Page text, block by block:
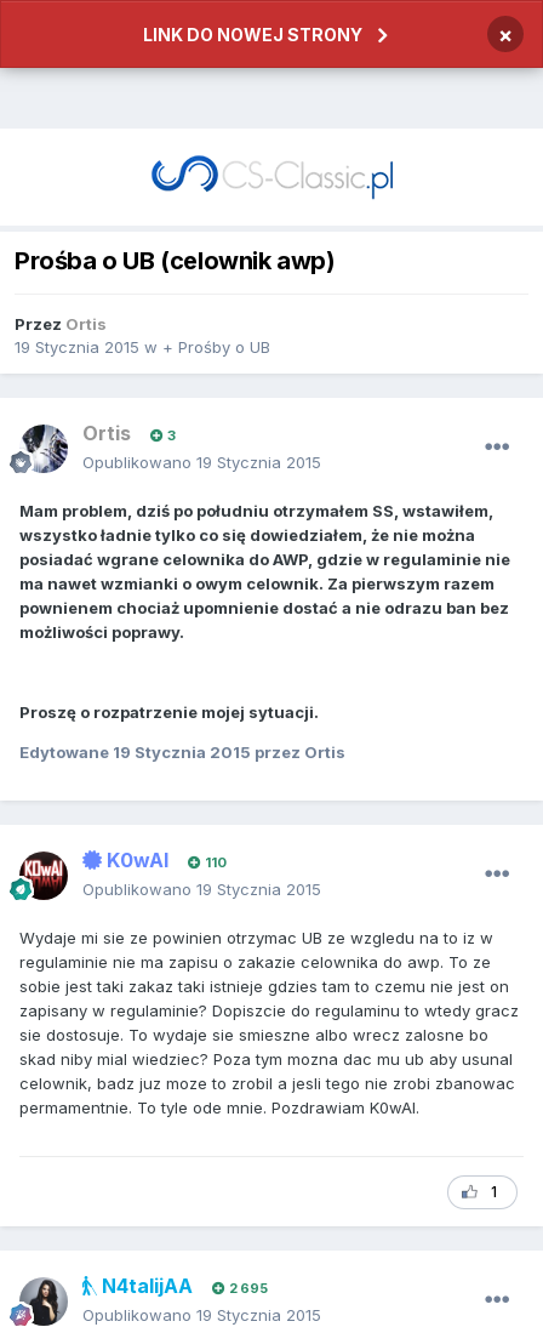
LINK DO NOWEJ STRONY ×
Prośba o UB (celownik awp)
Przez Ortis
19 Stycznia 2015 w + Prośby o UB
Ortis 3
Opublikowano 19 Stycznia 2015
Mam problem, dziś po południu otrzymałem SS, wstawiłem,
wszystko ładnie tylko co się dowiedziałem, że nie można
posiadać wgrane celownika do AWP, gdzie w regulaminie nie
ma nawet wzmianki o owym celownik. Za pierwszym razem
pownienem chociaż upomnienie dostać a nie odrazu ban bez
możliwości poprawy.
Proszę o rozpatrzenie mojej sytuacji.
Edytowane 19 Stycznia 2015 przez Ortis
K0wAl 110
Opublikowano 19 Stycznia 2015
Wydaje mi sie ze powinien otrzymac UB ze wzgledu na to iz w
regulaminie nie ma zapisu o zakazie celownika do awp. To ze
sobie jest taki zakaz taki istnieje gdzies tam to czemu nie jest on
zapisany w regulaminie? Dopiszcie do regulaminu to wtedy gracz
sie dostosuje. To wydaje sie smieszne albo wrecz zalosne bo
skad niby mial wiedziec? Poza tym mozna dac mu ub aby usunal
celownik, badz juz moze to zrobil a jesli tego nie zrobi zbanowac
permamentnie. To tyle ode mnie. Pozdrawiam K0wAl.
1
N4talijAA 2 695
Opublikowano 19 Stycznia 2015